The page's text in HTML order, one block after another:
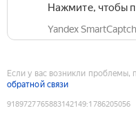
Нажмите, чтобы
Yandex
Если у вас возникли проблемы,
обратной связи
9189727765883142149:1786205056